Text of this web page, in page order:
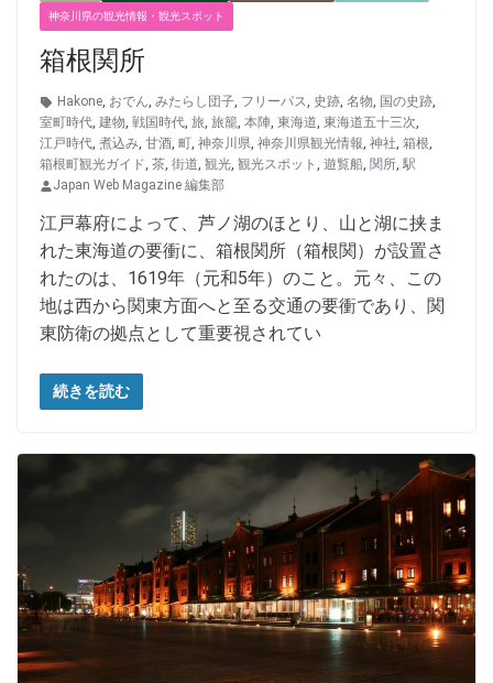
神奈川県の観光情報・観光スポット
箱根関所
Hakone, おでん, みたらし団子, フリーパス, 史跡, 名物, 国の史跡,
室町時代, 建物, 戦国時代, 旅, 旅籠, 本陣, 東海道, 東海道五十三次,
江戸時代, 煮込み, 甘酒, 町, 神奈川県, 神奈川県観光情報, 神社, 箱根,
箱根町観光ガイド, 茶, 街道, 観光, 観光スポット , 遊覧船, 関所, 駅
Japan Web Magazine 編集部
江戸幕府によって、芦ノ湖のほとり、山と湖に挟ま
れた東海道の要衝に、箱根関所（箱根関）が設置さ
れたのは、1619年（元和5年）のこと。元々、この
地は西から関東方面へと至る交通の要衝であり、関
東防衛の拠点として重要視されてい
続きを読む